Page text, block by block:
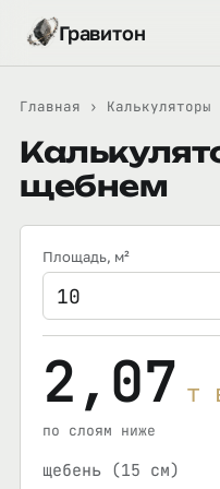
Гравитон
Главная › Калькуляторы
щебнем
Площадь, м²
2,07 т
по слоям ниже
щебень (15 см)